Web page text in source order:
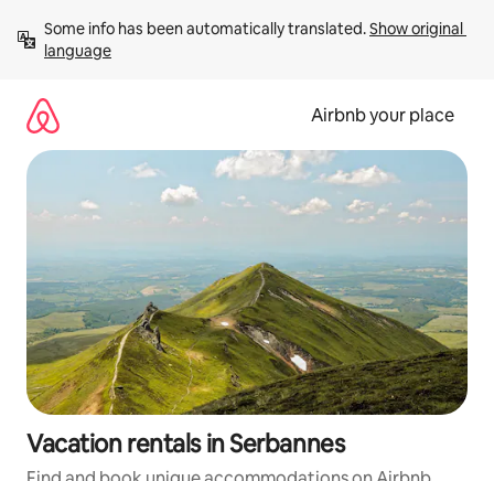
content
Some info has been automatically translated. Show original
language
Airbnb your place
Vacation rentals in Serbannes